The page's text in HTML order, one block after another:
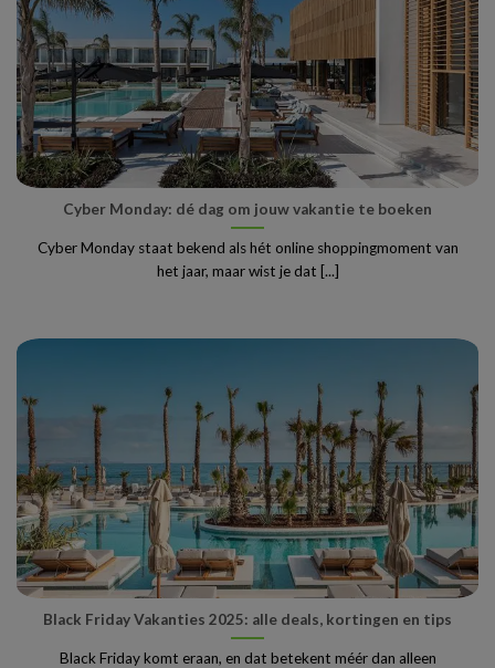
Cyber Monday: dé dag om jouw vakantie te boeken
Cyber Monday staat bekend als hét online shoppingmoment van
het jaar, maar wist je dat [...]
Black Friday Vakanties 2025: alle deals, kortingen en tips
Black Friday komt eraan, en dat betekent méér dan alleen